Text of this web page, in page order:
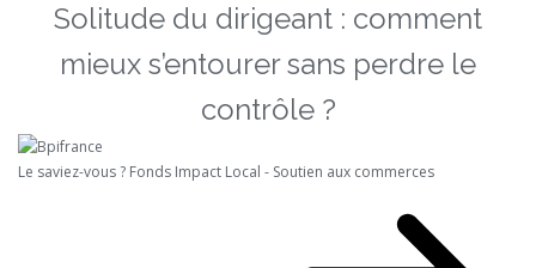
Solitude du dirigeant : comment
mieux s’entourer sans perdre le
contrôle ?
Le saviez-vous ? Fonds Impact Local - Soutien aux commerces